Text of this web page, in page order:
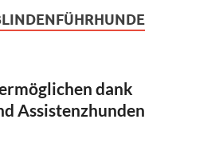
dank
Assistenzhunden